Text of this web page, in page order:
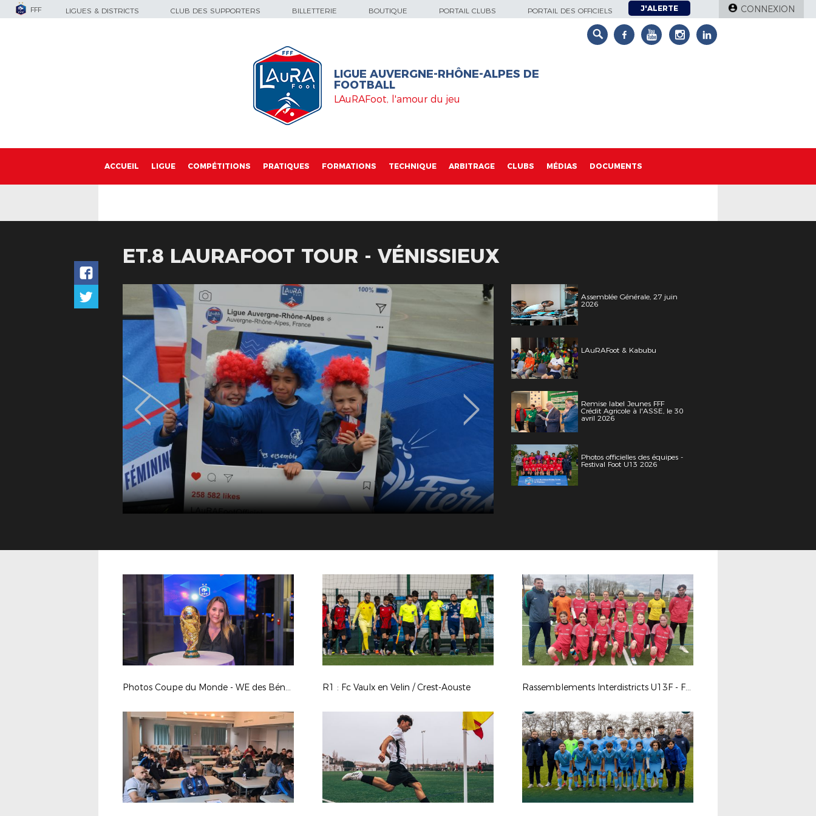
FFF LIGUES & DISTRICTS CLUB DES SUPPORTERS BILLETTERIE BOUTIQUE PORTAIL CLUBS PORTAIL DES OFFICIELS J'ALERTE CONNEXION
LIGUE AUVERGNE-RHÔNE-ALPES DE
FOOTBALL
LAuRAFoot, l'amour du jeu
ACCUEIL LIGUE COMPÉTITIONS PRATIQUES FORMATIONS TECHNIQUE ARBITRAGE CLUBS MÉDIAS DOCUMENTS
ET.8 LAURAFOOT TOUR - VÉNISSIEUX
Assemblée Générale, 27 juin
2026
LAuRAFoot & Kabubu
Remise label Jeunes FFF
Crédit Agricole à l'ASSE, le 30
avril 2026
Photos officielles des équipes -
Festival Foot U13 2026
Photos Coupe du Monde - WE des Bénévoles à Clairefontaine - Mars 2026 R1 : Fc Vaulx en Velin / Crest-Aouste Rassemblements Interdistricts U13F - Fév. 2026